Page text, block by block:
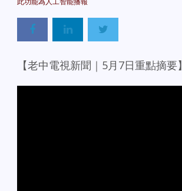
【老中電視新聞｜5月7日重點摘要】